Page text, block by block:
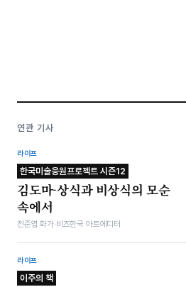
연관 기사
라이프
한국미술응원프로젝트 시즌12
김도마-상식과 비상식의 모순
속에서
전준엽 화가·비즈한국 아트에디터
라이프
이주의 책